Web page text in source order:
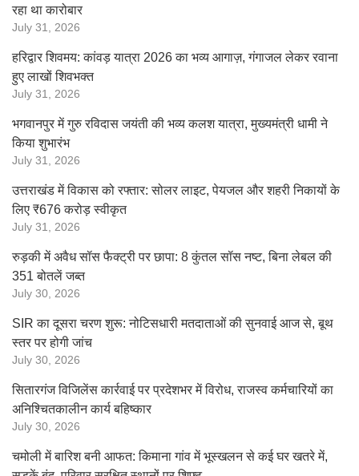
रहा था कारोबार
July 31, 2026
हरिद्वार शिवमय: कांवड़ यात्रा 2026 का भव्य आगाज़, गंगाजल लेकर रवाना
हुए लाखों शिवभक्त
July 31, 2026
भगवानपुर में गुरु रविदास जयंती की भव्य कलश यात्रा, मुख्यमंत्री धामी ने
किया शुभारंभ
July 31, 2026
उत्तराखंड में विकास को रफ्तार: सोलर लाइट, पेयजल और शहरी निकायों के
लिए ₹676 करोड़ स्वीकृत
July 31, 2026
रुड़की में अवैध सॉस फैक्ट्री पर छापा: 8 कुंतल सॉस नष्ट, बिना लेबल की
351 बोतलें जब्त
July 30, 2026
SIR का दूसरा चरण शुरू: नोटिसधारी मतदाताओं की सुनवाई आज से, बूथ
स्तर पर होगी जांच
July 30, 2026
सितारगंज विजिलेंस कार्रवाई पर प्रदेशभर में विरोध, राजस्व कर्मचारियों का
अनिश्चितकालीन कार्य बहिष्कार
July 30, 2026
चमोली में बारिश बनी आफत: किमाना गांव में भूस्खलन से कई घर खतरे में,